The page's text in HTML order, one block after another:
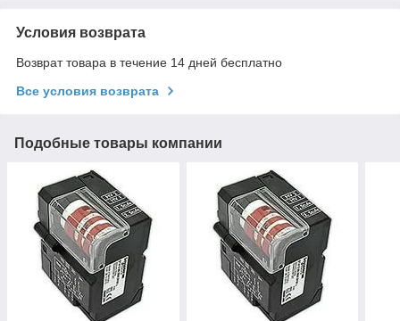
Условия возврата
Возврат товара в течение 14 дней бесплатно
Все условия возврата
Подобные товары компании